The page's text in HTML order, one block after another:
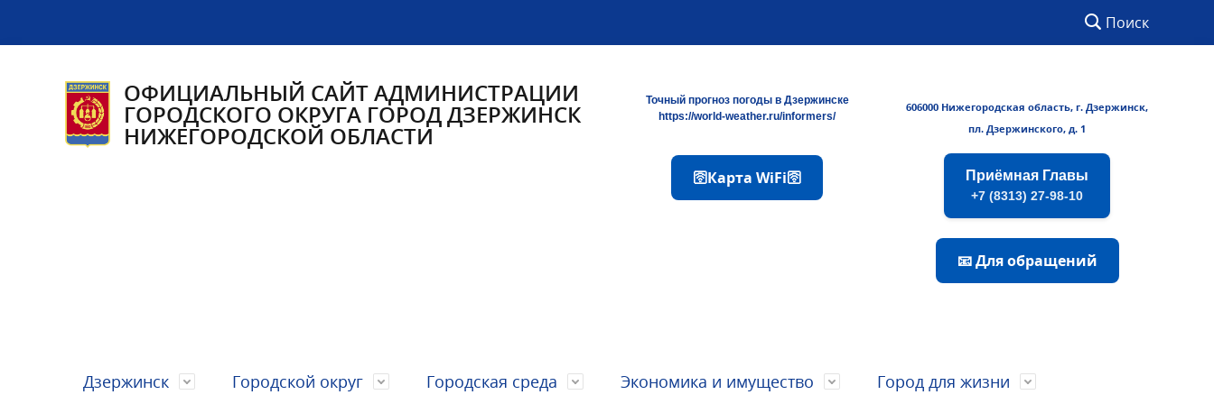
Поиск
ОФИЦИАЛЬНЫЙ САЙТ АДМИНИСТРАЦИИ
ГОРОДСКОГО ОКРУГА ГОРОД ДЗЕРЖИНСК
НИЖЕГОРОДСКОЙ ОБЛАСТИ
Точный прогноз погоды в Дзержинске
https://world-weather.ru/informers/
🛜Карта WiFi🛜
606000 Нижегородская область, г. Дзержинск,
пл. Дзержинского, д. 1
Приёмная Главы
+7 (8313) 27-98-10
📧 Для обращений
Дзержинск Городской округ Городская среда Экономика и имущество Город для жизни